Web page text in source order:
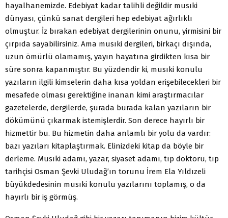
hayalhanemizde. Edebiyat kadar talihli değildir musıki
dünyası, çünkü sanat dergileri hep edebiyat ağırlıklı
olmuştur. İz bırakan edebiyat dergilerinin onunu, yirmisini bir
çırpıda sayabilirsiniz. Ama musıki dergileri, birkaçı dışında,
uzun ömürlü olamamış, yayın hayatına girdikten kısa bir
süre sonra kapanmıştır. Bu yüzdendir ki, musıki konulu
yazıların ilgili kimselerin daha kısa yoldan erişebilecekleri bir
mesafede olması gerektiğine inanan kimi araştırmacılar
gazetelerde, dergilerde, şurada burada kalan yazıların bir
dökümünü çıkarmak istemişlerdir. Son derece hayırlı bir
hizmettir bu. Bu hizmetin daha anlamlı bir yolu da vardır:
bazı yazıları kitaplaştırmak. Elinizdeki kitap da böyle bir
derleme. Musıki adamı, yazar, siyaset adamı, tıp doktoru, tıp
tarihçisi Osman Şevki Uludağ’ın torunu İrem Ela Yıldızeli
büyükdedesinin musıki konulu yazılarını toplamış, o da
hayırlı bir iş görmüş.